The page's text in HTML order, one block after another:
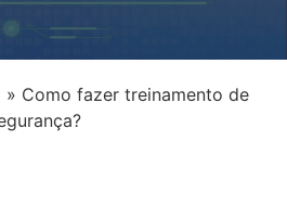
» Como fazer treinamento de